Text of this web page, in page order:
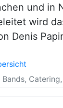
und in
wird
Denis
Catering, ...